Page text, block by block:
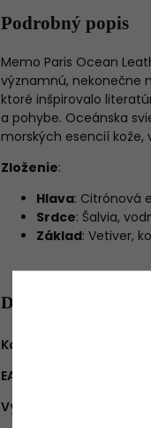
Podrobný popis
Memo Paris Ocean
významnú, nekonečne
ktoré inšpirovalo
a pohybe. Oceánska
morských esencií kože,
Zloženie:
Hlava: Citrónová
Srdce: Šalvia,
Základ: Vetiver,
Dodatočné
Kategória
EAN
Výrobca